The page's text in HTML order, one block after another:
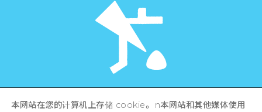
Hiroshima Prefecture / Hiroshima City .
本网站在您的计算机上存储 cookie。 n本网站和其他媒体使用